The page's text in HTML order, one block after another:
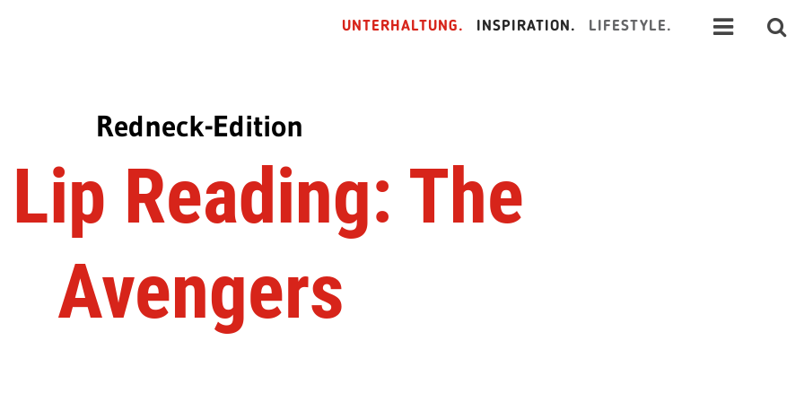
UNTERHALTUNG. INSPIRATION. LIFESTYLE.
Redneck-Edition
Reading: The
Avengers